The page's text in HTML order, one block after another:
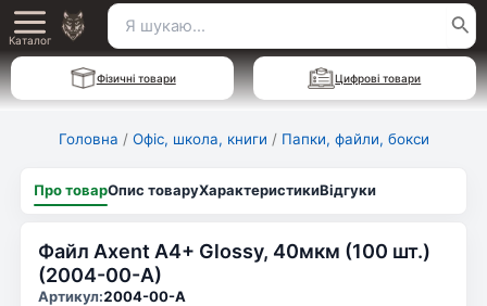
Перейти
до
вмісту
Main
Menu
Каталог
Пошук
для:
Фізичні товари Цифрові товари
Головна / Офіс, школа, книги / Папки, файли, бокси
Про товарОпис товаруХарактеристикиВідгуки
Файл Axent А4+ Glossy, 40мкм (100 шт.)
(2004-00-А)
Артикул:2004-00-А